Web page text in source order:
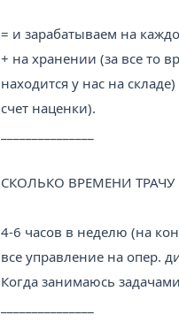
= и зарабатываем на
+ на хранении (за все то
находится у нас на
счет наценки).
СКОЛЬКО ВРЕМЕНИ ТРАЧУ
4-6 часов в неделю (на
все управление на опер.
Когда занимаюсь